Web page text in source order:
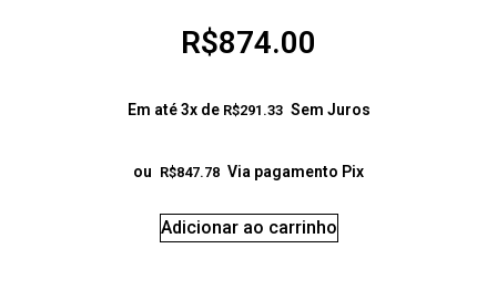
R$874.00
Em até 3x de R$291.33 Sem Juros
ou R$847.78 Via pagamento Pix
Adicionar ao carrinho